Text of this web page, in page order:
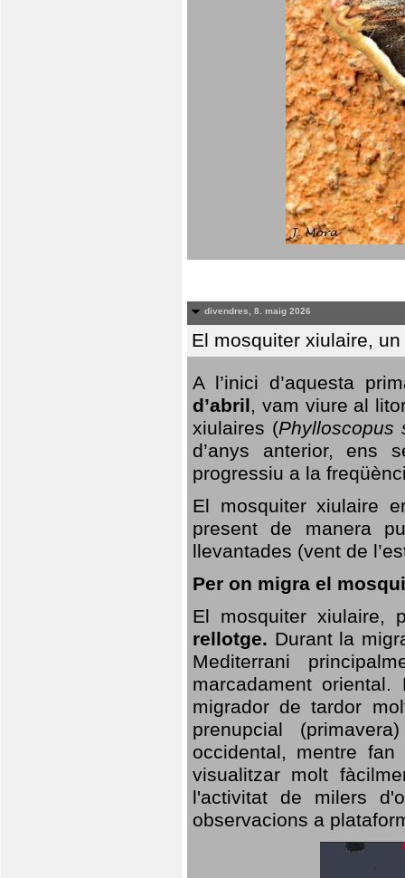
divendres, 8. maig 2026
El mosquiter xiulaire,
A l’inici d’aquesta
d’abril, vam viure al
xiulaires (Phylloscopus
d’anys anterior, ens
progressiu a la
El mosquiter xiulaire
present de manera
llevantades (vent de
Per on migra el
El mosquiter xiulaire,
rellotge. Durant la
Mediterrani
marcadament
migrador de tardor
prenupcial
occidental, mentre
visualitzar molt
l'activitat de milers
observacions a